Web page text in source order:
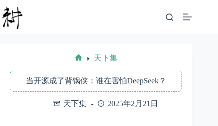
至
内
页
天下集
当开源成了背锅侠：谁在害怕DeepSeek？
天下集 2025年2月21日